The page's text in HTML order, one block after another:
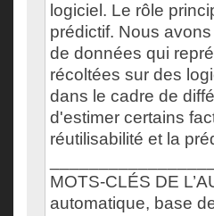
logiciel. Le rôle
prédictif. Nous
de données qui
récoltées sur des
dans le cadre de
d'estimer certains
réutilisabilité et la
MOTS-CLÉS DE
automatique, base